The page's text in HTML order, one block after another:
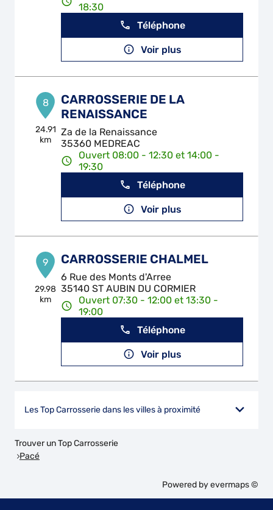
18:30
Téléphone
Voir plus
8
24.91
km
CARROSSERIE DE LA
RENAISSANCE
Za de la Renaissance
35360 MEDREAC
Ouvert 08:00 - 12:30 et 14:00 -
19:30
Téléphone
Voir plus
9
29.98
km
CARROSSERIE CHALMEL
6 Rue des Monts d'Arree
35140 ST AUBIN DU CORMIER
Ouvert 07:30 - 12:00 et 13:30 -
19:00
Téléphone
Voir plus
Les Top Carrosserie dans les villes à proximité
Trouver un Top Carrosserie
Pacé
Powered byevermaps ©